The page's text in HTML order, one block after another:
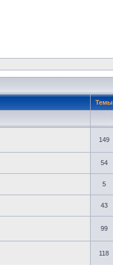
Темы
149
54
5
43
99
118